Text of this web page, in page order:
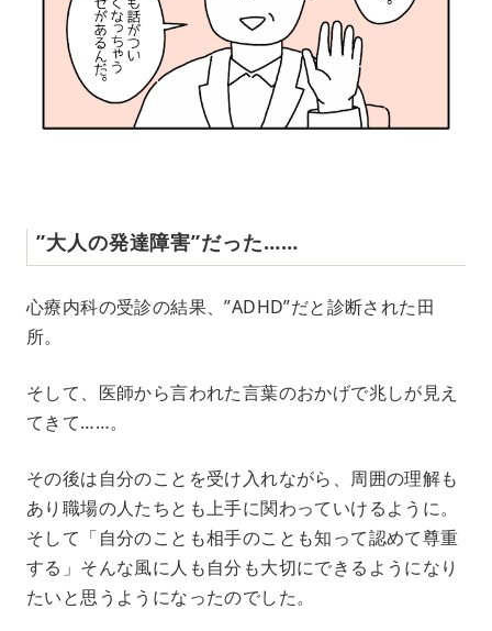
”大人の発達障害”だった……
心療内科の受診の結果、”ADHD”だと診断された田
所。
そして、医師から言われた言葉のおかげで兆しが見え
てきて……。
その後は自分のことを受け入れながら、周囲の理解も
あり職場の人たちとも上手に関わっていけるように。
そして「自分のことも相手のことも知って認めて尊重
する」そんな風に人も自分も大切にできるようになり
たいと思うようになったのでした。